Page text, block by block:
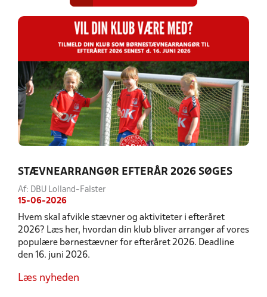
STÆVNEARRANGØR EFTERÅR 2026 SØGES
Af: DBU Lolland-Falster
15-06-2026
Hvem skal afvikle stævner og aktiviteter i efteråret
2026? Læs her, hvordan din klub bliver arrangør af vores
populære børnestævner for efteråret 2026. Deadline
den 16. juni 2026.
Læs nyheden